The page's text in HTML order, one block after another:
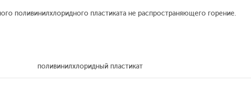
поливинилхлоридного пластиката не распространяющего горение.
поливинилхлоридный пластикат